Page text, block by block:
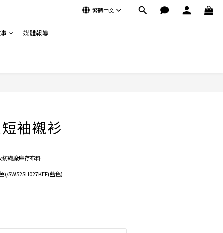
繁體中文
媒體報導
袖襯衫
織廠庫存布料
)/SW52SH027KEF(藍色)